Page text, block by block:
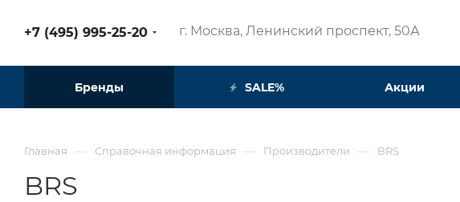
+7 (495) 995-25-20​ г. Москва, Ленинский проспект, 50А​
Бренды SALE% Акции
Главная — Справочная информация — Производители — BRS
BRS